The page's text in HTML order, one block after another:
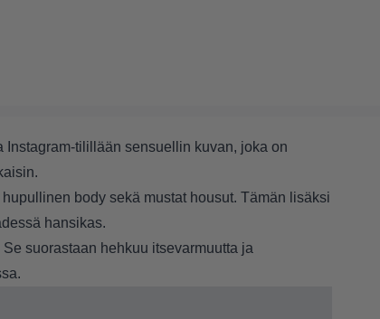
tilillään sensuellin kuvan, joka on
body sekä mustat housut. Tämän lisäksi
hansikas.
suorastaan hehkuu itsevarmuutta ja